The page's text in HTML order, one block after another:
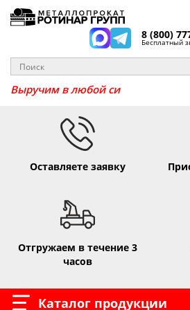
8 (800)
Бесплатный
Выручим в любо
Оставляете заявку
Отгружаем в течение 3
часов
Каталог продукции